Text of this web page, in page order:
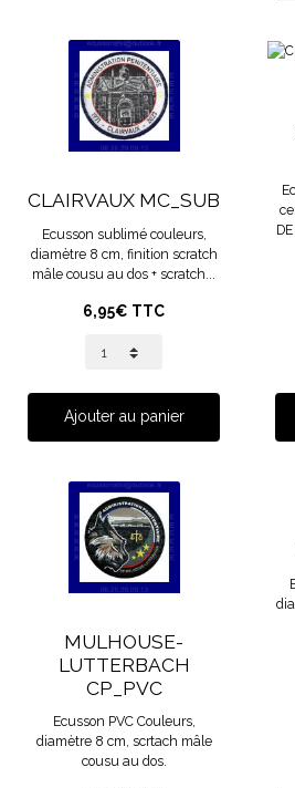
CLAIRVAUX MC_SUB
Ecusson sublimé couleurs,
diamètre 8 cm, finition scratch
mâle cousu au dos + scratch...
6,95€ TTC
Ajouter au panier
MULHOUSE-
LUTTERBACH
CP_PVC
Ecusson PVC Couleurs,
diamètre 8 cm, scrtach mâle
cousu au dos.